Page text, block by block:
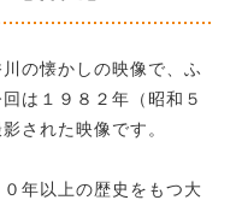
の懐かしの映像で、ふ
は１９８２年（昭和５
された映像です。
年以上の歴史をもつ大